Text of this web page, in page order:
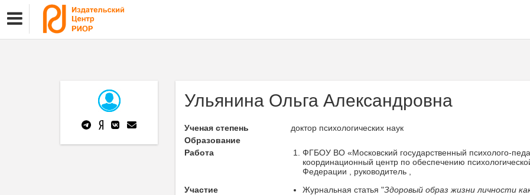
Ульянина Ольга Александровна
Ученая степень
доктор психологических наук
Образование
Работа
ФГБОУ ВО «Московский государственный психолого-
координационный центр по обеспечению
Федерации , руководитель ,
Участие
Журнальная статья "Здоровый образ жизни личности